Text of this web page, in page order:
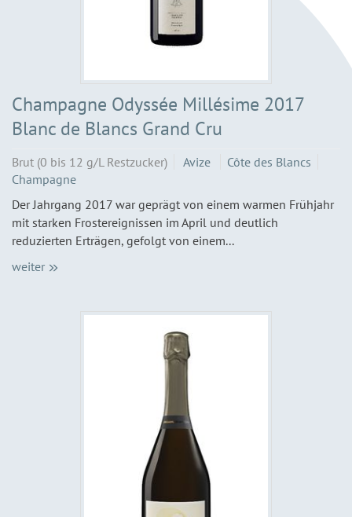
Champagne Odyssée Millésime 2017
Blanc de Blancs Grand Cru
Brut (0 bis 12 g/L Restzucker) Avize
Côte des Blancs
Champagne
Der Jahrgang 2017 war geprägt von einem warmen Frühjahr
mit starken Frostereignissen im April und deutlich
reduzierten Erträgen, gefolgt von einem...
weiter